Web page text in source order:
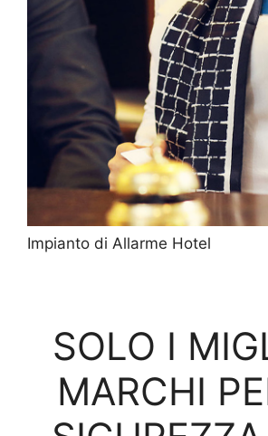
Impianto di Allarme Hotel
SOLO I
MARCHI